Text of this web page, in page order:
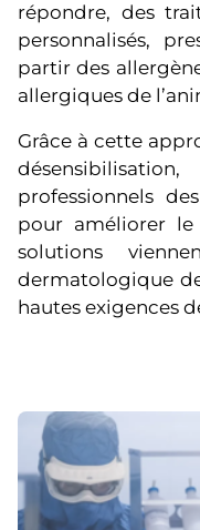
répondre, des
personnalisés,
partir des
allergiques de
Grâce à cette
professionnels
pour améliorer le
solutions
dermatologique
hautes exigences